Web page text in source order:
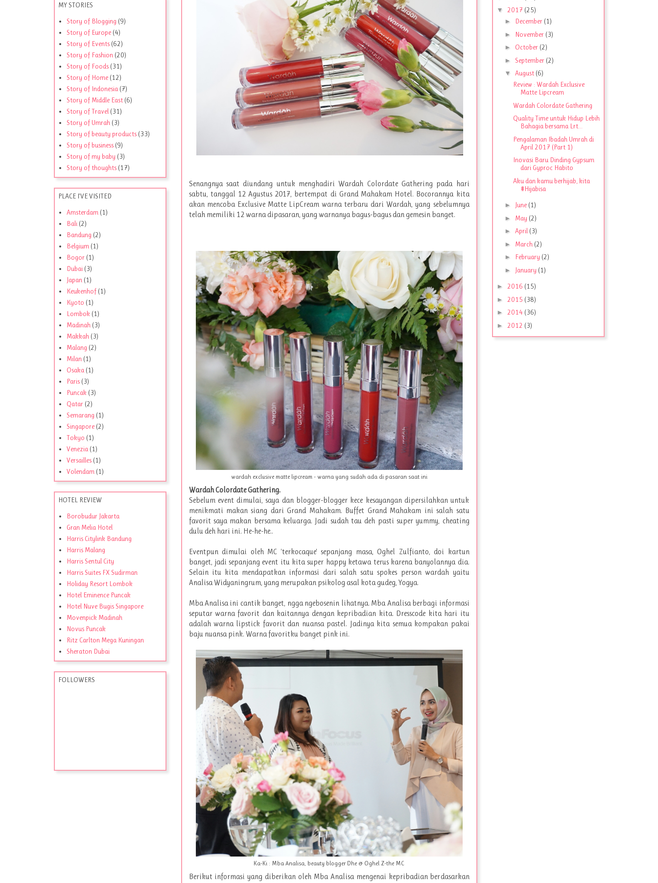
Senangnya saat diundang untuk menghadiri Wardah Colordate Gathering pada hari
sabtu, tanggal 12 Agustus 2017, bertempat di Grand Mahakam Hotel. Bocorannya kita
akan mencoba Exclusive Matte LipCream warna terbaru dari Wardah, yang sebelumnya
telah memiliki 12 warna dipasaran, yang warnanya bagus-bagus dan gemesin banget.
wardah exclusive matte lipcream - warna yang sudah ada di pasaran saat ini
Wardah Colordate Gathering.
Sebelum event dimulai, saya dan blogger-blogger kece kesayangan dipersilahkan untuk
menikmati makan siang dari Grand Mahakam. Buffet Grand Mahakam ini salah satu
favorit saya makan bersama keluarga. Jadi sudah tau deh pasti super yummy, cheating
dulu deh hari ini. He-he-he..
Eventpun dimulai oleh MC 'terkocaque' sepanjang masa, Oghel Zulfianto, doi kartun
banget, jadi sepanjang event itu kita super happy ketawa terus karena banyolannya dia.
Selain itu kita mendapatkan informasi dari salah satu spokes person wardah yaitu
Analisa Widyaningrum, yang merupakan psikolog asal kota gudeg, Yogya.
Mba Analisa ini cantik banget, ngga ngebosenin lihatnya. Mba Analisa berbagi informasi
seputar warna favorit dan kaitannya dengan kepribadian kita. Dresscode kita hari itu
adalah warna lipstick favorit dan nuansa pastel. Jadinya kita semua kompakan pakai
baju nuansa pink. Warna favoritku banget pink ini.
Ka-Ki : Mba Analisa, beauty blogger Dhe & Oghel Z-the MC
Berikut informasi yang diberikan oleh Mba Analisa mengenai kepribadian berdasarkan
MY STORIES
Story of Blogging (9)
Story of Europe (4)
Story of Events (62)
Story of Fashion (20)
Story of Foods (31)
Story of Home (12)
Story of Indonesia (7)
Story of Middle East (6)
Story of Travel (31)
Story of Umrah (3)
Story of beauty products (33)
Story of business (9)
Story of my baby (3)
Story of thoughts (17)
PLACE I'VE VISITED
Amsterdam (1)
Bali (2)
Bandung (2)
Belgium (1)
Bogor (1)
Dubai (3)
Japan (1)
Keukenhof (1)
Kyoto (1)
Lombok (1)
Madinah (3)
Makkah (3)
Malang (2)
Milan (1)
Osaka (1)
Paris (3)
Puncak (3)
Qatar (2)
Semarang (1)
Singapore (2)
Tokyo (1)
Venezia (1)
Versailles (1)
Volendam (1)
HOTEL REVIEW
Borobudur Jakarta
Gran Melia Hotel
Harris Citylink Bandung
Harris Malang
Harris Sentul City
Harris Suites FX Sudirman
Holiday Resort Lombok
Hotel Eminence Puncak
Hotel Nuve Bugis Singapore
Movenpick Madinah
Novus Puncak
Ritz Carlton Mega Kuningan
Sheraton Dubai
FOLLOWERS
▼ 2017 (25)
►
December (1)
►
November (3)
► October (2)
►September (2)
▼August (6)
Review : Wardah Exclusive
Matte Lipcream
Wardah Colordate Gathering
Quality Time untuk Hidup Lebih
Bahagia bersama Lrt...
Pengalaman Ibadah Umrah di
April 2017 (Part 1)
Inovasi Baru Dinding Gypsum
dari Gyproc Habito
Aku dan kamu berhijab, kita
#Hijabisa
► June (1)
► May (2)
►April (3)
► March (2)
►
February (2)
►
January (1)
► 2016 (15)
► 2015 (38)
► 2014 (36)
► 2012 (3)